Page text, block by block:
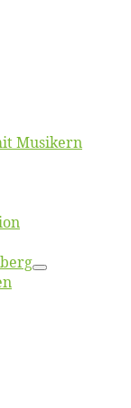
Musikern